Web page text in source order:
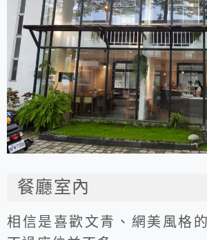
餐廳室內
相信是喜歡文青、網美風格